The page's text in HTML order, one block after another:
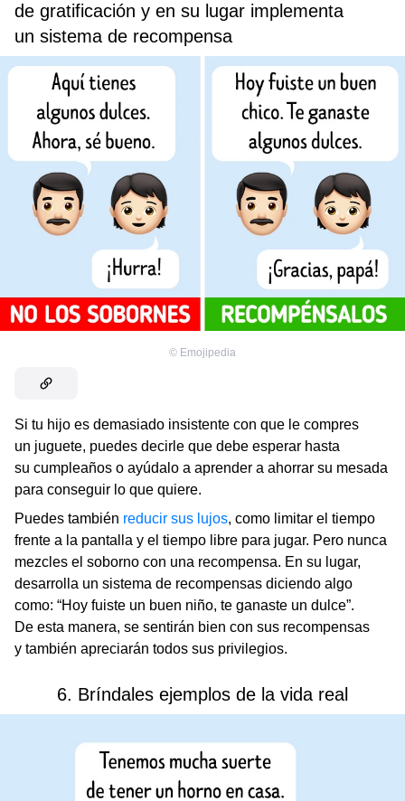
de gratificación y en su lugar implementa
un sistema de recompensa
© Emojipedia
Si tu hijo es demasiado insistente con que le compres
un juguete, puedes decirle que debe esperar hasta
su cumpleaños o ayúdalo a aprender a ahorrar su mesada
para conseguir lo que quiere.
Puedes también reducir sus lujos, como limitar el tiempo
frente a la pantalla y el tiempo libre para jugar. Pero nunca
mezcles el soborno con una recompensa. En su lugar,
desarrolla un sistema de recompensas diciendo algo
como: “Hoy fuiste un buen niño, te ganaste un dulce”.
De esta manera, se sentirán bien con sus recompensas
y también apreciarán todos sus privilegios.
6. Bríndales ejemplos de la vida real